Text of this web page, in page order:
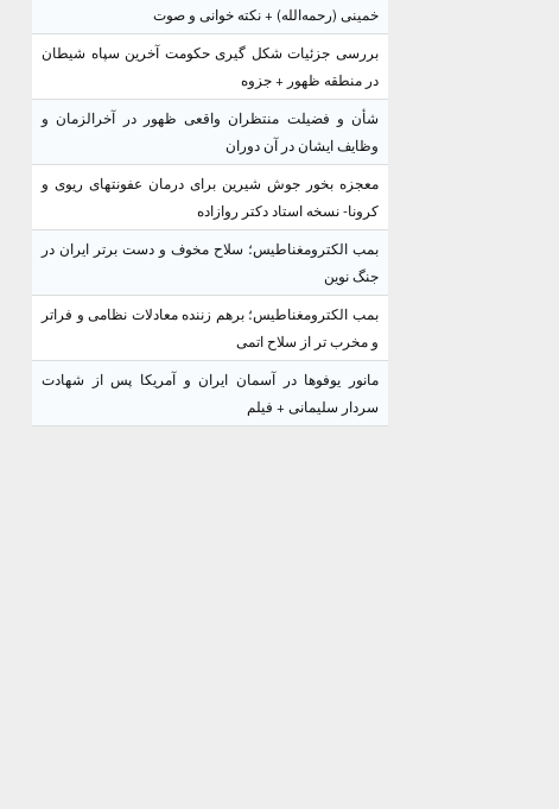
خمینی (رحمه‌الله) + نکته خوانی و صوت
بررسی جزئیات شکل گیری حکومت آخرین سپاه شیطان
در منطقه ظهور + جزوه
شأن و فضیلت منتظران واقعی ظهور در آخرالزمان و
وظایف ایشان در آن دوران
معجزه بخور جوش شیرین برای درمان عفونتهای ریوی و
کرونا- نسخه استاد دکتر روازاده
بمب الکترومغناطیس؛ سلاح مخوف و دست برتر ایران در
جنگ نوین
بمب الکترومغناطیس؛ برهم زننده معادلات نظامی و فراتر
و مخرب تر از سلاح اتمی
مانور یوفوها در آسمان ایران و آمریکا پس از شهادت
سردار سلیمانی + فیلم